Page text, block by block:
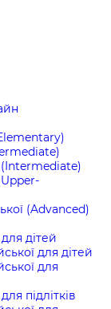
(Intermediate)
(Advanced)
дітей
для дітей
для
підлітків